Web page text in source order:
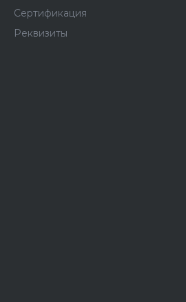
Сертификация
Реквизиты